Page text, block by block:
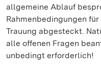
allgemeine Ablauf
Rahmenbedingungen
Trauung abgesteckt.
alle offenen Fragen
unbedingt erforderlich!